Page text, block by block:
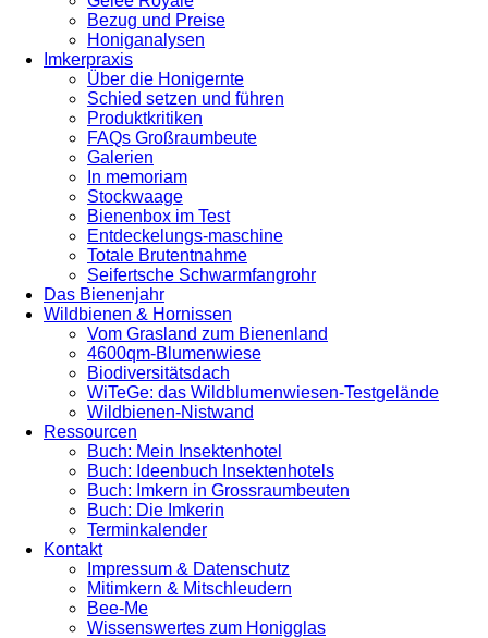
Bezug und Preise
Honiganalysen
Imkerpraxis
Über die Honigernte
Schied setzen und führen
Produktkritiken
FAQs Großraumbeute
Galerien
In memoriam
Stockwaage
Bienenbox im Test
Entdeckelungs-maschine
Totale Brutentnahme
Seifertsche Schwarmfangrohr
Das Bienenjahr
Wildbienen & Hornissen
Vom Grasland zum Bienenland
4600qm-Blumenwiese
Biodiversitätsdach
WiTeGe: das Wildblumenwiesen-Testgelände
Wildbienen-Nistwand
Ressourcen
Buch: Mein Insektenhotel
Buch: Ideenbuch Insektenhotels
Buch: Imkern in Grossraumbeuten
Buch: Die Imkerin
Terminkalender
Kontakt
Impressum & Datenschutz
Mitimkern & Mitschleudern
Bee-Me
Wissenswertes zum Honigglas